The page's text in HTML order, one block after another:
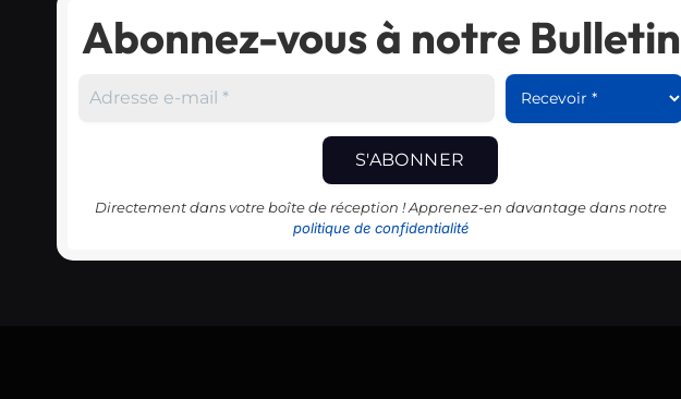
Abonnez-vous à notre Bulletin
Directement dans votre boîte de réception ! Apprenez-en davantage dans notre
politique de confidentialité